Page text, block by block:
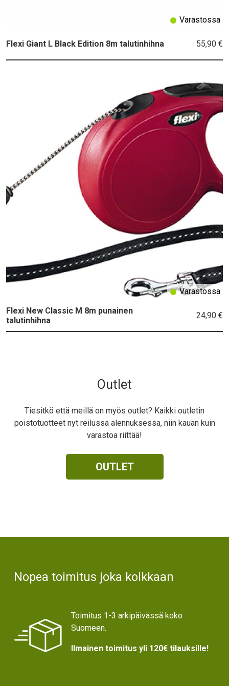
Flexi Giant L Black Edition 8m talutinhihna 55,90 €
Varastossa
Flexi New Classic M 8m punainen
talutinhihna
24,90 €
Varastossa
Outlet
Tiesitkö että meillä on myös outlet? Kaikki outletin
poistotuotteet nyt reilussa alennuksessa, niin kauan kuin
varastoa riittää!
OUTLET
Nopea toimitus joka kolkkaan
Toimitus 1-3 arkipäivässä koko
Suomeen.
Ilmainen toimitus yli 120€ tilauksille!